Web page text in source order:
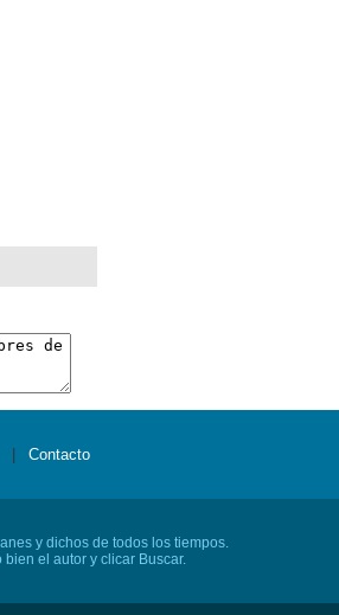
Contacto
y dichos de todos los tiempos.
el autor y clicar Buscar.